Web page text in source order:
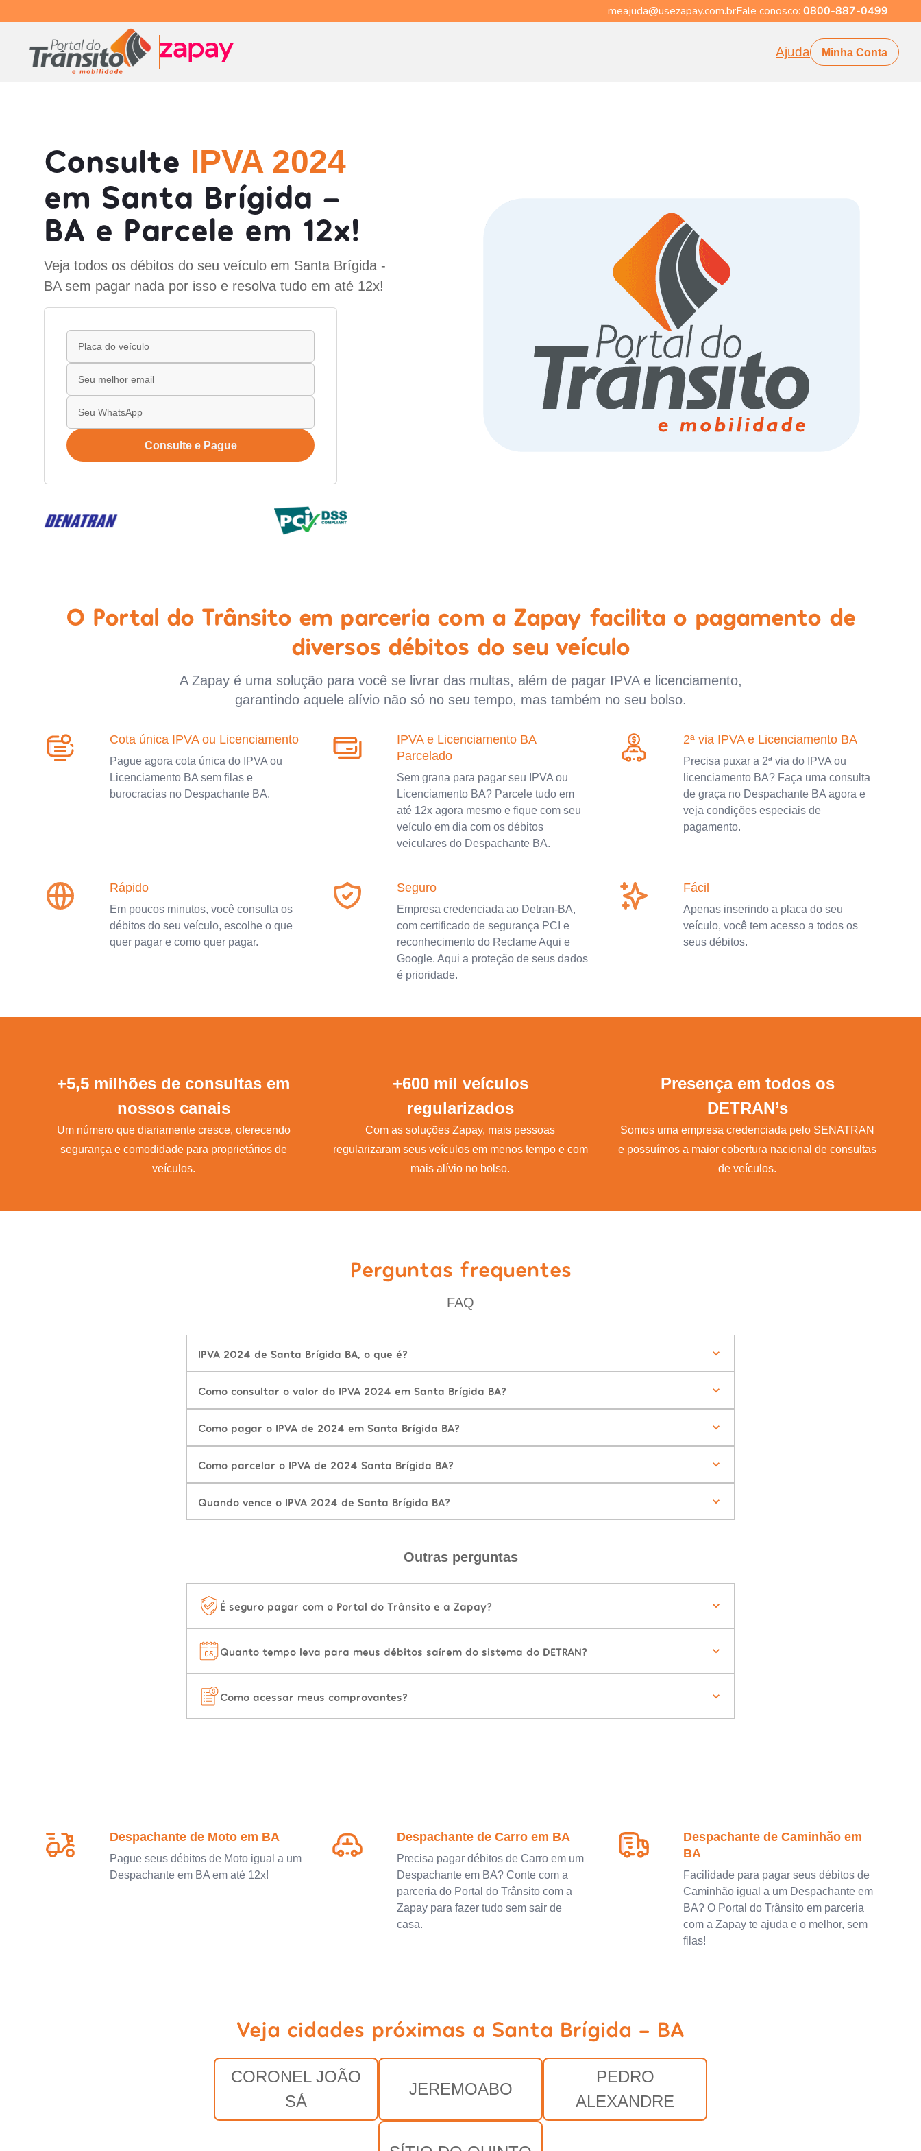
meajuda@usezapay.com.brFale conosco: 0800-887-0499
Ajuda Minha Conta
Consulte IPVA 2024
em Santa Brígida -
BA e Parcele em 12x!
Veja todos os débitos do seu veículo em Santa Brígida -
BA sem pagar nada por isso e resolva tudo em até 12x!
Consulte e Pague
O Portal do Trânsito em parceria com a Zapay facilita o pagamento de
diversos débitos do seu veículo
A Zapay é uma solução para você se livrar das multas, além de pagar IPVA e licenciamento,
garantindo aquele alívio não só no seu tempo, mas também no seu bolso.
Cota única IPVA ou Licenciamento
Pague agora cota única do IPVA ou
Licenciamento BA sem filas e
burocracias no Despachante BA.
IPVA e Licenciamento BA
Parcelado
Sem grana para pagar seu IPVA ou
Licenciamento BA? Parcele tudo em
até 12x agora mesmo e fique com seu
veículo em dia com os débitos
veiculares do Despachante BA.
2ª via IPVA e Licenciamento BA
Precisa puxar a 2ª via do IPVA ou
licenciamento BA? Faça uma consulta
de graça no Despachante BA agora e
veja condições especiais de
pagamento.
Rápido
Em poucos minutos, você consulta os
débitos do seu veículo, escolhe o que
quer pagar e como quer pagar.
Seguro
Empresa credenciada ao Detran-BA,
com certificado de segurança PCI e
reconhecimento do Reclame Aqui e
Google. Aqui a proteção de seus dados
é prioridade.
Fácil
Apenas inserindo a placa do seu
veículo, você tem acesso a todos os
seus débitos.
+5,5 milhões de consultas em
nossos canais
Um número que diariamente cresce, oferecendo
segurança e comodidade para proprietários de
veículos.
+600 mil veículos
regularizados
Com as soluções Zapay, mais pessoas
regularizaram seus veículos em menos tempo e com
mais alívio no bolso.
Presença em todos os
DETRAN’s
Somos uma empresa credenciada pelo SENATRAN
e possuímos a maior cobertura nacional de consultas
de veículos.
Perguntas frequentes
FAQ
IPVA 2024 de Santa Brígida BA, o que é?
Como consultar o valor do IPVA 2024 em Santa Brígida BA?
Como pagar o IPVA de 2024 em Santa Brígida BA?
Como parcelar o IPVA de 2024 Santa Brígida BA?
Quando vence o IPVA 2024 de Santa Brígida BA?
Outras perguntas
É seguro pagar com o Portal do Trânsito e a Zapay?
Quanto tempo leva para meus débitos saírem do sistema do DETRAN?
Como acessar meus comprovantes?
Despachante de Moto em BA
Pague seus débitos de Moto igual a um
Despachante em BA em até 12x!
Despachante de Carro em BA
Precisa pagar débitos de Carro em um
Despachante em BA? Conte com a
parceria do Portal do Trânsito com a
Zapay para fazer tudo sem sair de
casa.
Despachante de Caminhão em
BA
Facilidade para pagar seus débitos de
Caminhão igual a um Despachante em
BA? O Portal do Trânsito em parceria
com a Zapay te ajuda e o melhor, sem
filas!
Veja cidades próximas a Santa Brígida - BA
CORONEL JOÃO
SÁ
JEREMOABO
PEDRO
ALEXANDRE